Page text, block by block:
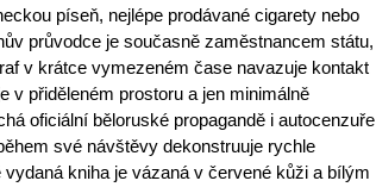
píseň, nejlépe prodávané cigarety nebo
průvodce je současně zaměstnancem státu,
v krátce vymezeném čase navazuje kontakt
v přiděleném prostoru a jen minimálně
oficiální běloruské propagandě i autocenzuře
své návštěvy dekonstruuje rychle
kniha je vázaná v červené kůži a bílým